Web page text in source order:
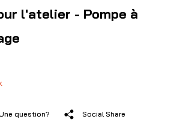
l'atelier - Pompe à
question? Social Share